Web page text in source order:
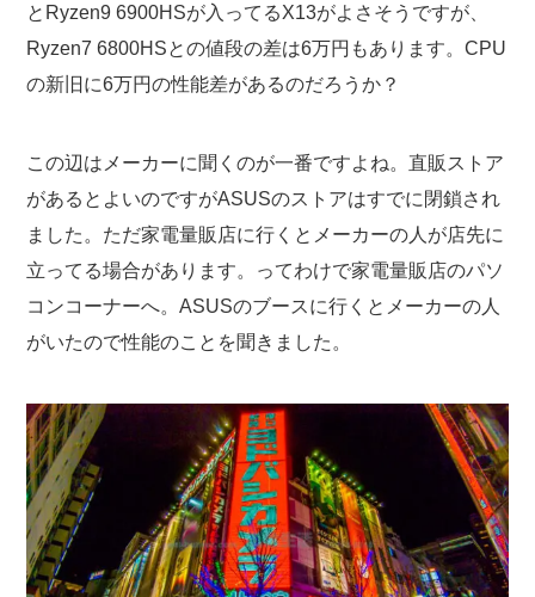
とRyzen9 6900HSが入ってるX13がよさそうですが、
Ryzen7 6800HSとの値段の差は6万円もあります。CPU
の新旧に6万円の性能差があるのだろうか？
この辺はメーカーに聞くのが一番ですよね。直販ストア
があるとよいのですがASUSのストアはすでに閉鎖され
ました。ただ家電量販店に行くとメーカーの人が店先に
立ってる場合があります。ってわけで家電量販店のパソ
コンコーナーへ。ASUSのブースに行くとメーカーの人
がいたので性能のことを聞きました。